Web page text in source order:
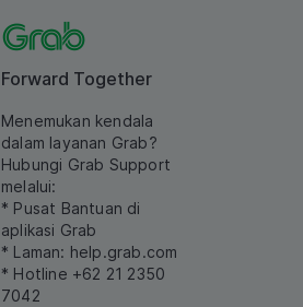
Forward Together
Menemukan kendala
dalam layanan Grab?
Hubungi Grab Support
melalui:
* Pusat Bantuan di
aplikasi Grab
* Laman: help.grab.com
* Hotline +62 21 2350
7042